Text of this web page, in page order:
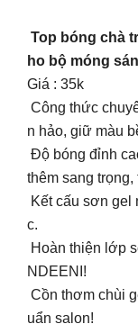
Top bóng chà
ho bộ móng
Giá : 35k
Công thức
n hảo, giữ màu
Độ bóng đỉnh
thêm sang
Kết cấu sơn gel
c.
Hoàn thiện lớp
NDEENI!
Cồn thơm chùi
uẩn salon!